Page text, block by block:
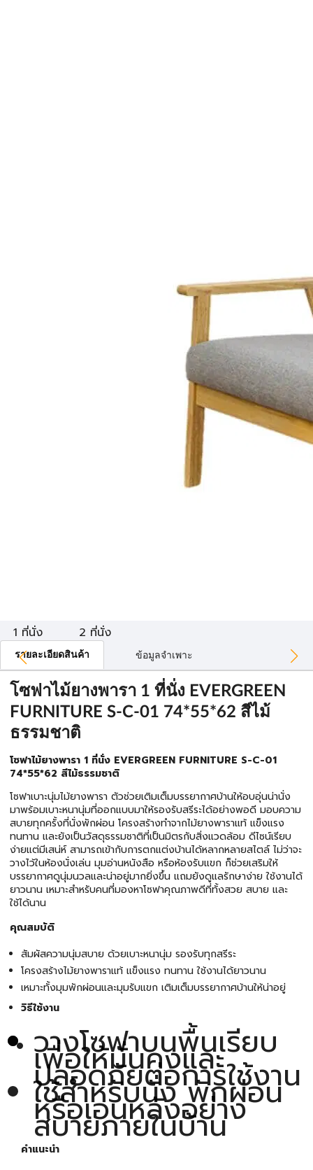
1 ที่นั่ง 2 ที่นั่ง
รายละเอียดสินค้า ข้อมูลจำเพาะ
โซฟาไม้ยางพารา 1 ที่นั่ง EVERGREEN
FURNITURE S-C-01 74*55*62 สีไม้
ธรรมชาติ
โซฟาไม้ยางพารา 1 ที่นั่ง EVERGREEN FURNITURE S-C-01
74*55*62 สีไม้ธรรมชาติ
โซฟาเบาะนุ่มไม้ยางพารา ตัวช่วยเติมเต็มบรรยากาศบ้านให้อบอุ่นน่านั่ง
มาพร้อมเบาะหนานุ่มที่ออกแบบมาให้รองรับสรีระได้อย่างพอดี มอบความ
สบายทุกครั้งที่นั่งพักผ่อน โครงสร้างทำจากไม้ยางพาราแท้ แข็งแรง
ทนทาน และยังเป็นวัสดุธรรมชาติที่เป็นมิตรกับสิ่งแวดล้อม ดีไซน์เรียบ
ง่ายแต่มีเสน่ห์ สามารถเข้ากับการตกแต่งบ้านได้หลากหลายสไตล์ ไม่ว่าจะ
วางไว้ในห้องนั่งเล่น มุมอ่านหนังสือ หรือห้องรับแขก ก็ช่วยเสริมให้
บรรยากาศดูนุ่มนวลและน่าอยู่มากยิ่งขึ้น แถมยังดูแลรักษาง่าย ใช้งานได้
ยาวนาน เหมาะสำหรับคนที่มองหาโซฟาคุณภาพดีที่ทั้งสวย สบาย และ
ใช้ได้นาน
คุณสมบัติ
สัมผัสความนุ่มสบาย ด้วยเบาะหนานุ่ม รองรับทุกสรีระ
โครงสร้างไม้ยางพาราแท้ แข็งแรง ทนทาน ใช้งานได้ยาวนาน
เหมาะทั้งมุมพักผ่อนและมุมรับแขก เติมเต็มบรรยากาศบ้านให้น่าอยู่
วิธีใช้งาน
วางโซฟาบนพื้นเรียบ
เพื่อให้มั่นคงและ
ปลอดภัยต่อการใช้งาน
ใช้สำหรับนั่ง พักผ่อน
หรือเอนหลังอย่าง
สบายภายในบ้าน
คำแนะนำ